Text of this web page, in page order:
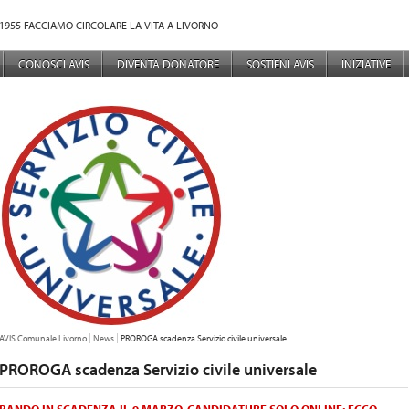
FACCIAMO CIRCOLARE LA VITA A LIVORNO
PRINCIPALE
CONOSCI AVIS DIVENTA DONATORE SOSTIENI AVIS INIZIATIVE
TU SEI QUI:
AVIS Comunale Livorno News PROROGA scadenza Servizio civile universale
PROROGA scadenza Servizio civile universale